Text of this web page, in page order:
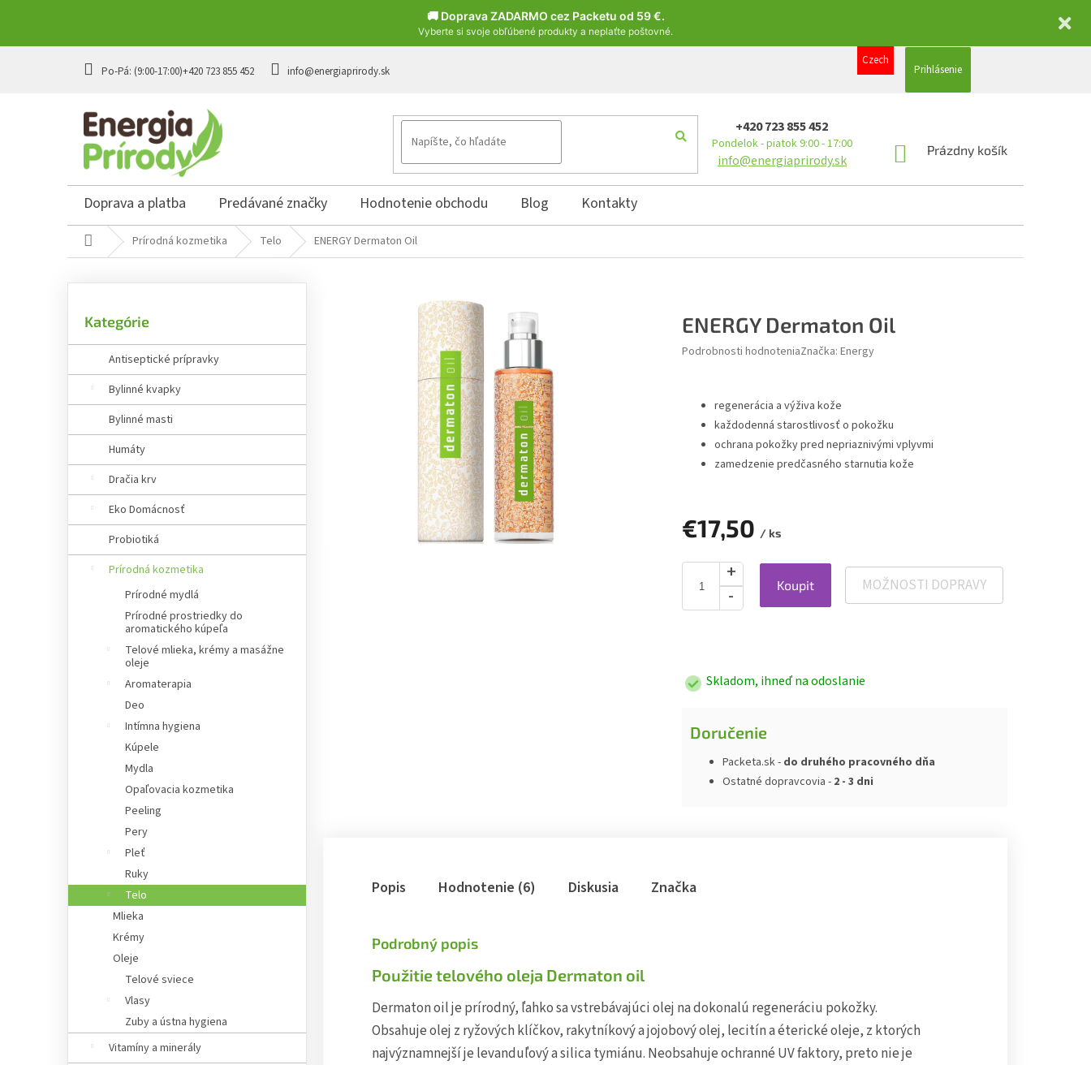
🚚 Doprava ZADARMO cez Packetu od 59 €.
Vyberte si svoje obľúbené produkty a neplaťte poštovné.
+420 723 855 452 info@energiaprirody.sk
Czech
Prihlásenie
+420 723 855 452
Pondelok - piatok 9:00 - 17:00
info@energiaprirody.sk
NÁKUPNÝ
Prázdny košík
Doprava a platba Predávané značky Hodnotenie obchodu Blog Kontakty
DomovPrírodná kozmetika Telo ENERGY Dermaton Oil
o
a
e
kategórie
Kategórie
Antiseptické prípravky
Bylinné kvapky
Bylinné masti
Humáty
Dračia krv
Eko Domácnosť
Probiotiká
Prírodná kozmetika
Prírodné mydlá
Prírodné prostriedky do
aromatického kúpeľa
Telové mlieka, krémy a masážne
oleje
Aromaterapia
Deo
Intímna hygiena
Kúpele
Mydla
Opaľovacia kozmetika
Peeling
Pery
Pleť
Ruky
Telo
Mlieka
Krémy
Oleje
Telové sviece
Vlasy
Zuby a ústna hygiena
Vitamíny a minerály
ENERGY Dermaton Oil
Podrobnosti hodnoteniaZnačka: Energy
regenerácia a výživa kože
každodenná starostlivosť o pokožku
ochrana pokožky pred nepriaznivými vplyvmi
zamedzenie predčasného starnutia kože
€17,50 / ks
Koupit MOŽNOSTI DOPRAVY
Skladom, ihneď na odoslanie
Doručenie
Packeta.sk - do druhého pracovného dňa
Ostatné dopravcovia - 2 - 3 dni
Popis Hodnotenie (6) Diskusia Značka
Podrobný popis
Použitie telového oleja Dermaton oil
Dermaton oil je prírodný, ľahko sa vstrebávajúci olej na dokonalú regeneráciu pokožky.
Obsahuje olej z ryžových klíčkov, rakytníkový a jojobový olej, lecitín a éterické oleje, z ktorých
najvýznamnejší je levanduľový a silica tymiánu. Neobsahuje ochranné UV faktory, preto nie je